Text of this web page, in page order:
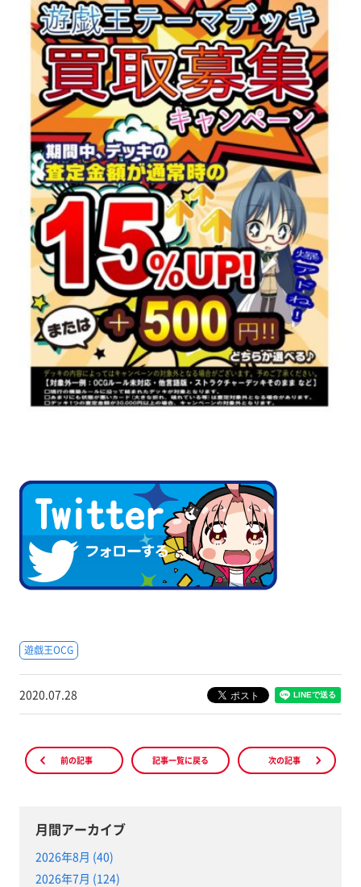
遊戯王OCG
2020.07.28
前の記事 記事一覧に戻る 次の記事
月間アーカイブ
2026年8月 (40)
2026年7月 (124)